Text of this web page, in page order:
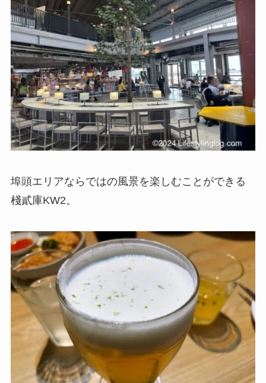
埠頭エリアならではの風景を楽しむことができる
棧貳庫KW2。